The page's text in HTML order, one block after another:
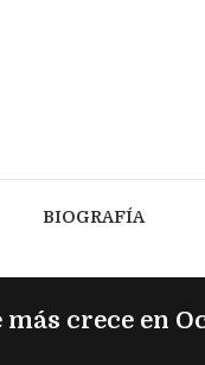
BIOGRAFÍA
más crece en